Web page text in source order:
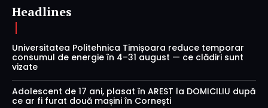
Headlines
Universitatea Politehnica Timișoara reduce temporar
consumul de energie în 4–31 august — ce clădiri sunt
vizate
Adolescent de 17 ani, plasat în AREST la DOMICILIU după
ce ar fi furat două mașini în Cornești